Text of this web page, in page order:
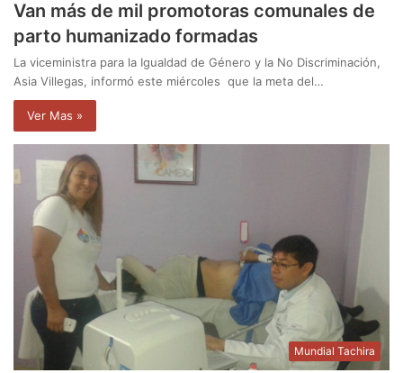
Van más de mil promotoras comunales de
parto humanizado formadas
La viceministra para la Igualdad de Género y la No Discriminación,
Asia Villegas, informó este miércoles que la meta del…
Ver Mas »
Mundial Tachira